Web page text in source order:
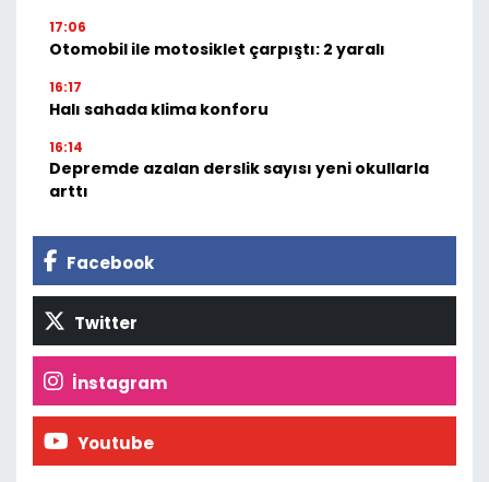
17:06
Otomobil ile motosiklet çarpıştı: 2 yaralı
16:17
Halı sahada klima konforu
16:14
Depremde azalan derslik sayısı yeni okullarla
arttı
Facebook
Twitter
İnstagram
Youtube